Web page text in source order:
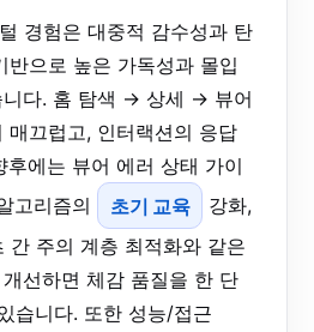
경험은 대중적 감수성과 탄
반으로 높은 가독성과 몰입
니다. 홈 탐색 → 상세 → 뷰어
매끄럽고, 인터랙션의 응답
후에는 뷰어 에러 상태 가이
고리즘의
초기 교육
강화,
간 주의 계층 최적화와 같은
선하면 체감 품질을 한 단
습니다. 또한 성능/접근